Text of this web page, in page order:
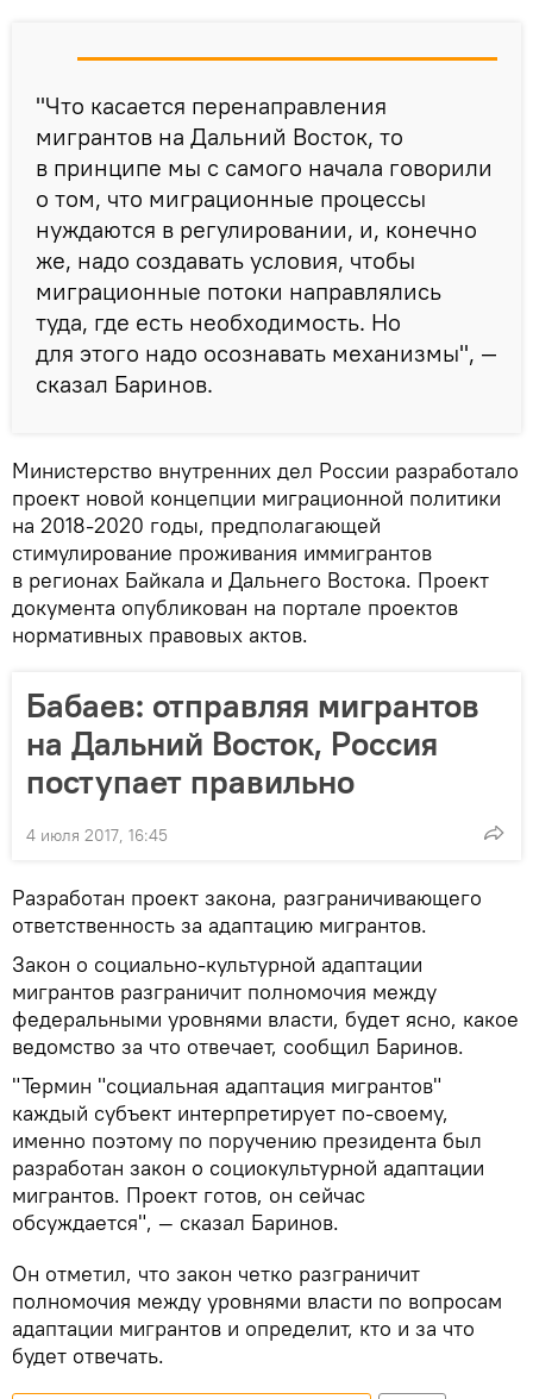
"Что касается перенаправления
мигрантов на Дальний Восток, то
в принципе мы с самого начала говорили
о том, что миграционные процессы
нуждаются в регулировании, и, конечно
же, надо создавать условия, чтобы
миграционные потоки направлялись
туда, где есть необходимость. Но
для этого надо осознавать механизмы", —
сказал Баринов.
Министерство внутренних дел России разработало
проект новой концепции миграционной политики
на 2018-2020 годы, предполагающей
стимулирование проживания иммигрантов
в регионах Байкала и Дальнего Востока. Проект
документа опубликован на портале проектов
нормативных правовых актов.
Бабаев: отправляя мигрантов
на Дальний Восток, Россия
поступает правильно
4 июля 2017, 16:45
Разработан проект закона, разграничивающего
ответственность за адаптацию мигрантов.
Закон о социально-культурной адаптации
мигрантов разграничит полномочия между
федеральными уровнями власти, будет ясно, какое
ведомство за что отвечает, сообщил Баринов.
"Термин "социальная адаптация мигрантов"
каждый субъект интерпретирует по-своему,
именно поэтому по поручению президента был
разработан закон о социокультурной адаптации
мигрантов. Проект готов, он сейчас
обсуждается", — сказал Баринов.
Он отметил, что закон четко разграничит
полномочия между уровнями власти по вопросам
адаптации мигрантов и определит, кто и за что
будет отвечать.